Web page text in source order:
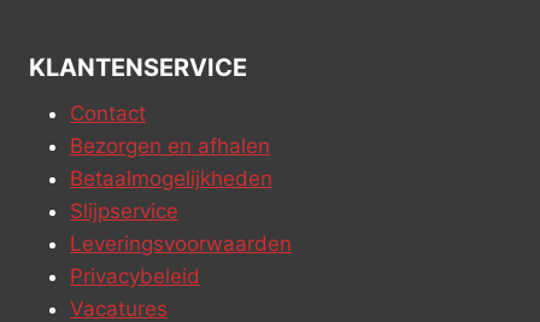
KLANTENSERVICE
Contact
Bezorgen en afhalen
Betaalmogelijkheden
Slijpservice
Leveringsvoorwaarden
Privacybeleid
Vacatures